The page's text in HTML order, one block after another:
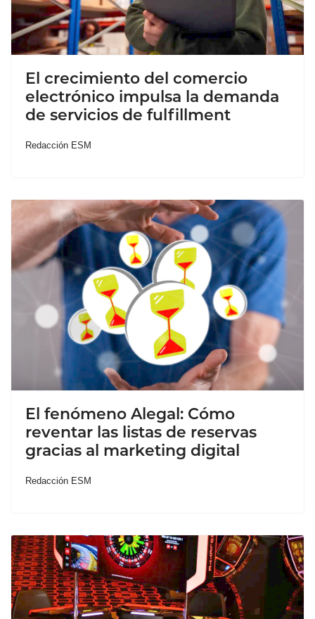
El crecimiento del comercio
electrónico impulsa la demanda
de servicios de fulfillment
Redacción ESM
El fenómeno Alegal: Cómo
reventar las listas de reservas
gracias al marketing digital
Redacción ESM